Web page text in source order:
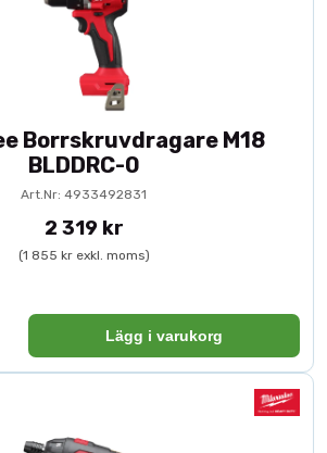
Borrskruvdragare M18
BLDDRC-0
Art.Nr: 4933492831
2 319 kr
(1 855 kr exkl. moms)
Lägg i varukorg